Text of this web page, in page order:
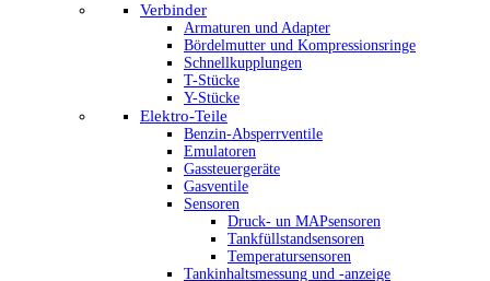
Verbinder
Armaturen und Adapter
Bördelmutter und Kompressionsringe
Schnellkupplungen
T-Stücke
Y-Stücke
Elektro-Teile
Benzin-Absperrventile
Emulatoren
Gassteuergeräte
Gasventile
Sensoren
Druck- un MAPsensoren
Tankfüllstandsensoren
Temperatursensoren
Tankinhaltsmessung und -anzeige